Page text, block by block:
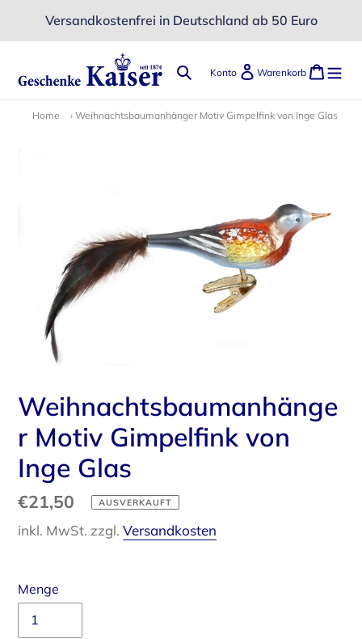
Versandkostenfrei in Deutschland ab 50 Euro
Suchen
Konto Einloggen
Warenkorb
Home › Weihnachtsbaumanhänger Motiv Gimpelfink von Inge Glas
Weihnachtsbaumanhänge
r Motiv Gimpelfink von
Inge Glas
Normaler
Preis
€21,50 AUSVERKAUFT
inkl. MwSt. zzgl. Versandkosten
Menge